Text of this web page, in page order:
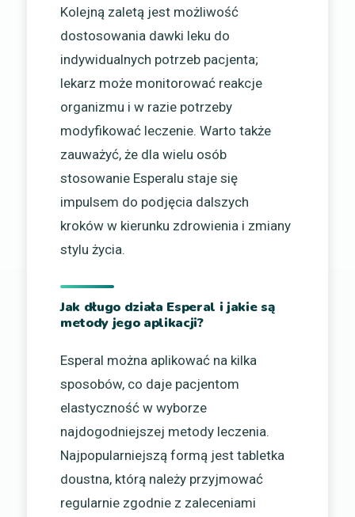
Kolejną zaletą jest możliwość
dostosowania dawki leku do
indywidualnych potrzeb pacjenta;
lekarz może monitorować reakcje
organizmu i w razie potrzeby
modyfikować leczenie. Warto także
zauważyć, że dla wielu osób
stosowanie Esperalu staje się
impulsem do podjęcia dalszych
kroków w kierunku zdrowienia i zmiany
stylu życia.
Jak długo działa Esperal i jakie są
metody jego aplikacji?
Esperal można aplikować na kilka
sposobów, co daje pacjentom
elastyczność w wyborze
najdogodniejszej metody leczenia.
Najpopularniejszą formą jest tabletka
doustna, którą należy przyjmować
regularnie zgodnie z zaleceniami